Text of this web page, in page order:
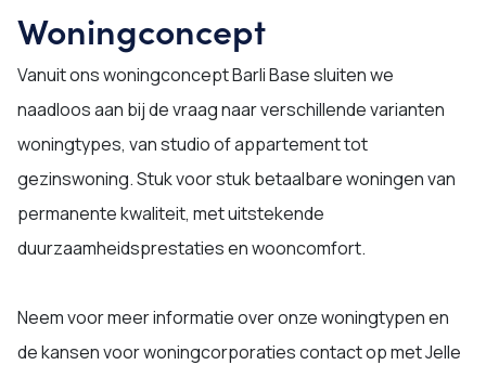
Woningconcept
Vanuit ons woningconcept Barli Base sluiten we
naadloos aan bij de vraag naar verschillende varianten
woningtypes, van studio of appartement tot
gezinswoning. Stuk voor stuk betaalbare woningen van
permanente kwaliteit, met uitstekende
duurzaamheidsprestaties en wooncomfort.
Neem voor meer informatie over onze woningtypen en
de kansen voor woningcorporaties contact op met Jelle